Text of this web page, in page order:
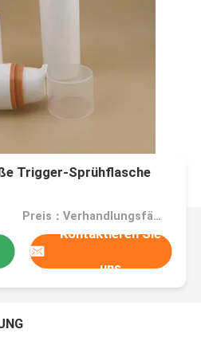
Trigger-Sprühflasche
Preis：Verhandlungsfähig
Kontaktieren Sie
uns